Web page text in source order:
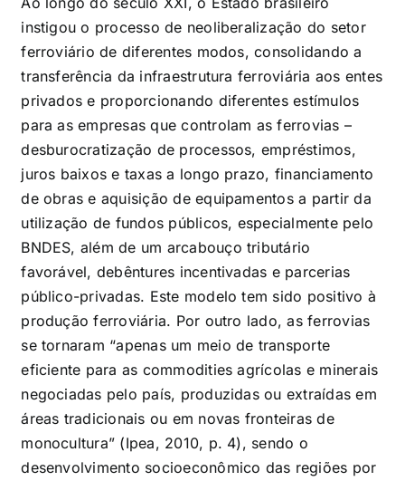
instigou o processo de neoliberalização do setor
ferroviário de diferentes modos, consolidando a
transferência da infraestrutura ferroviária aos entes
privados e proporcionando diferentes estímulos
para as empresas que controlam as ferrovias –
desburocratização de processos, empréstimos,
juros baixos e taxas a longo prazo, financiamento
de obras e aquisição de equipamentos a partir da
utilização de fundos públicos, especialmente pelo
BNDES, além de um arcabouço tributário
favorável, debêntures incentivadas e parcerias
público-privadas. Este modelo tem sido positivo à
produção ferroviária. Por outro lado, as ferrovias
se tornaram “apenas um meio de transporte
eficiente para as commodities agrícolas e minerais
negociadas pelo país, produzidas ou extraídas em
áreas tradicionais ou em novas fronteiras de
monocultura” (Ipea, 2010, p. 4), sendo o
desenvolvimento socioeconômico das regiões por